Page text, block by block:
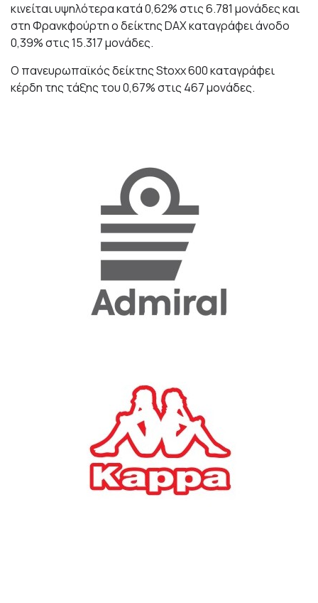
κινείται υψηλότερα κατά 0,62% στις 6.781 μονάδες και
στη Φρανκφούρτη ο δείκτης DAX καταγράφει άνοδο
0,39% στις 15.317 μονάδες.
Ο πανευρωπαϊκός δείκτης Stoxx 600 καταγράφει
κέρδη της τάξης του 0,67% στις 467 μονάδες.